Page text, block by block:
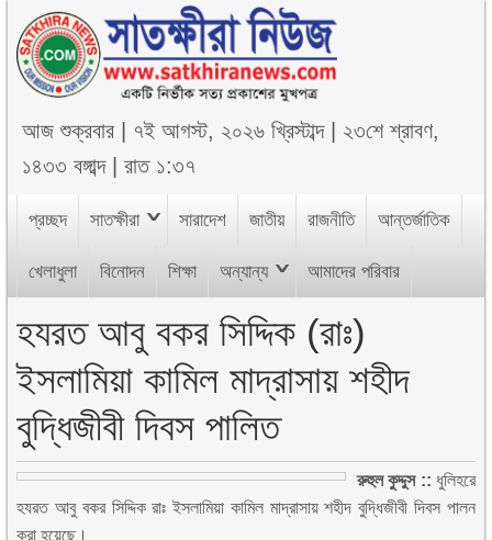
আজশুক্রবার ৭ই আগস্ট, ২০২৬ খ্রিস্টাব্দ| ২৩শে শ্রাবণ,
১৪৩৩ বঙ্গাব্দ|রাত ১:৩৭
প্রচ্ছদ সাতক্ষীরা সারাদেশ জাতীয় রাজনীতি আন্তর্জাতিক
খেলাধুলা বিনোদন শিক্ষা অন্যান্য আমাদের পরিবার
হযরত আবু বকর সিদ্দিক (রাঃ)
ইসলামিয়া কামিল মাদ্রাসায় শহীদ
বুদ্ধিজীবী দিবস পালিত
রুহুল কুদ্দুস :: ধুলিহরে
হযরত আবু বকর সিদ্দিক রাঃ ইসলামিয়া কামিল মাদ্রাসায় শহীদ বুদ্ধিজীবী দিবস পালন
করা হয়েছে।